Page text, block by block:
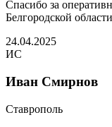
Спасибо за
Белгородской
24.04.2025
ИС
Иван Смирнов
Ставрополь